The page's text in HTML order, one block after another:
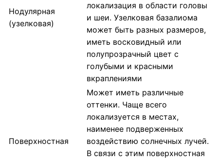
Нодулярная
(узелковая)
локализация в области головы
и шеи. Узелковая базалиома
может быть разных размеров,
иметь восковидный или
полупрозрачный цвет с
голубыми и красными
вкраплениями
Поверхностная
Может иметь различные
оттенки. Чаще всего
локализуется в местах,
наименее подверженных
воздействию солнечных лучей.
В связи с этим поверхностная